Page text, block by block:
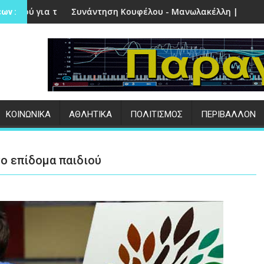
: Πέτρα
Κουφέλου - Μανωλακέλλη | Στο επίκεντρο το παλιό
Επιτυχημένες
ΚΟΙΝΩΝΙΚΑ ΑΘΛΗΤΙΚΑ ΠΟΛΙΤΙΣΜΟΣ ΠΕΡΙΒΑΛΛΟΝ
επίδομα παιδιού